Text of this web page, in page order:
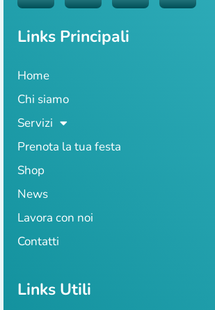
Links Principali
Home
Chi siamo
Servizi
Prenota la tua festa
Shop
News
Lavora con noi
Contatti
Links Utili